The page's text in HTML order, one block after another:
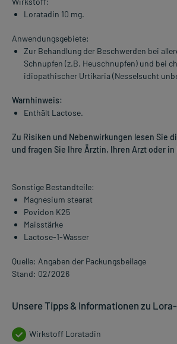
Loratadin 10 mg.
Anwendungsgebiete:
Zur Behandlung der Beschwerden bei
Schnupfen (z.B. Heuschnupfen) und bei
idiopathischer Urtikaria (Nesselsucht
Warnhinweis:
Enthält Lactose.
Zu Risiken und Nebenwirkungen lesen Sie
und fragen Sie Ihre Ärztin, Ihren Arzt oder
Sonstige Bestandteile:
Magnesium stearat
Povidon K25
Maisstärke
Lactose-1-Wasser
Quelle: Angaben der Packungsbeilage
Stand: 02/2026
Unsere Tipps & Informationen zu
Wirkstoff Loratadin